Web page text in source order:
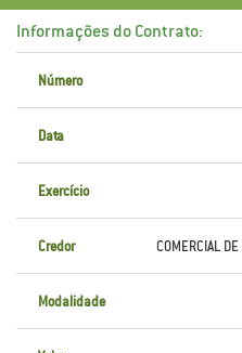
Informações do Contrato:
Número
Data
Exercício
Credor COMERCIAL
Modalidade